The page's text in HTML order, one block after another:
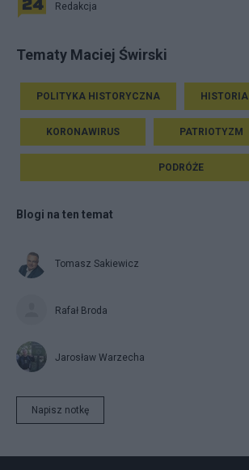
Redakcja
Tematy Maciej Świrski
POLITYKA HISTORYCZNA HISTORIA
KORONAWIRUS PATRIOTYZM
PODRÓŻE
Blogi na ten temat
Tomasz Sakiewicz
Rafał Broda
Jarosław Warzecha
Napisz notkę